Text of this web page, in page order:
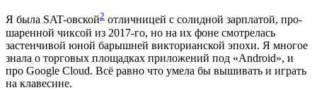
Я была SAT-овской2 отлич­ни­цей с солид­ной зар­пла­той, про­
ша­рен­ной чик­сой из 2017-го, но на их фоне смот­ре­лась
застен­чи­вой юной барыш­ней вик­то­ри­ан­ской эпо­хи. Я мно­гое
зна­ла о тор­го­вых пло­щад­ках при­ло­же­ний под «Android», и
про Google Cloud. Всё рав­но что уме­ла бы выши­вать и играть
на клавесине.